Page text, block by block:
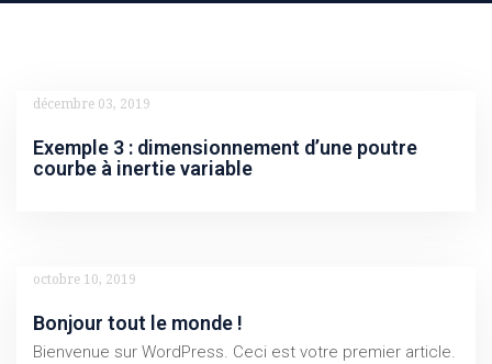
décembre 03, 2019
Exemple 3 : dimensionnement d’une poutre
courbe à inertie variable
octobre 10, 2019
Bonjour tout le monde !
Bienvenue sur WordPress. Ceci est votre premier article.